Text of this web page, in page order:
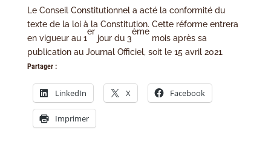
Le Conseil Constitutionnel a acté la conformité du
texte de la loi à la Constitution. Cette réforme entrera
en vigueur au 1
er
jour du 3
ème
mois après sa
publication au Journal Officiel, soit le 15 avril 2021.
Partager :
LinkedIn X Facebook
Imprimer